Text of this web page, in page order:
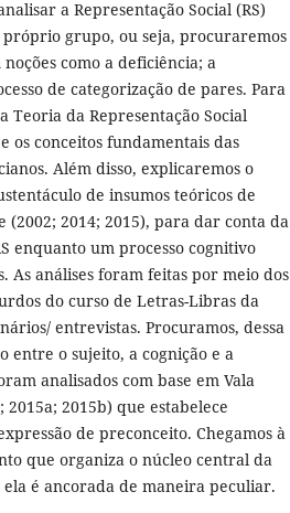
a Representação Social (RS)
grupo, ou seja, procuraremos
como a deficiência; a
de categorização de pares. Para
Teoria da Representação Social
os conceitos fundamentais das
Além disso, explicaremos o
de insumos teóricos de
(2002; 2014; 2015), para dar conta da
enquanto um processo cognitivo
As análises foram feitas por meio dos
do curso de Letras-Libras da
entrevistas. Procuramos, dessa
entre o sujeito, a cognição e a
analisados com base em Vala
2015a; 2015b) que estabelece
de preconceito. Chegamos à
que organiza o núcleo central da
é ancorada de maneira peculiar.